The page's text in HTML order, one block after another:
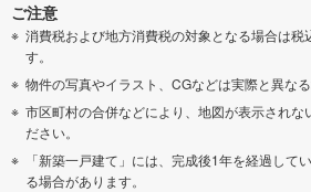
ご注意
消費税および地方消費税の対象となる場合は税
す。
物件の写真やイラスト、CGなどは実際と異なる
市区町村の合併などにより、地図が表示されな
ださい。
「新築一戸建て」には、完成後1年を経過して
る場合があります。